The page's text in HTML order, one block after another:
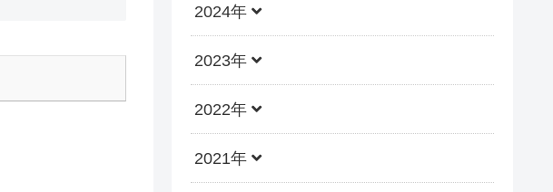
2024年
2023年
2022年
2021年